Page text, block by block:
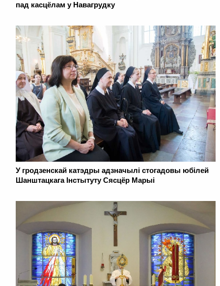
пад касцёлам у Навагрудку
У гродзенскай катэдры адзначылі стогадовы юбілей
Шанштацкага Інстытуту Сясцёр Марыі